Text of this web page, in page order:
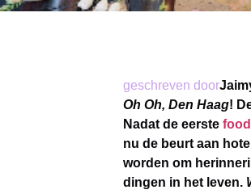
geschreven door
Oh Oh, Den Haag!
Nadat de eerste
nu de beurt aan
worden om
dingen in het leven.